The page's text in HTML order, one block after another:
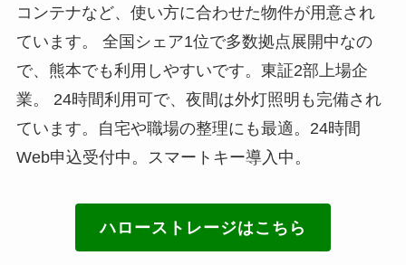
コンテナなど、使い方に合わせた物件が用意され
ています。 全国シェア1位で多数拠点展開中なの
で、熊本でも利用しやすいです。東証2部上場企
業。 24時間利用可で、夜間は外灯照明も完備され
ています。自宅や職場の整理にも最適。24時間
Web申込受付中。スマートキー導入中。
ハローストレージはこちら